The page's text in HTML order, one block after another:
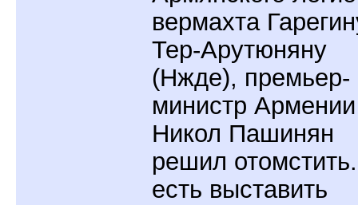
вермахта
Тер-Арутюняну
(Нжде), премьер-
министр Армении
Никол Пашинян
решил
есть выставить